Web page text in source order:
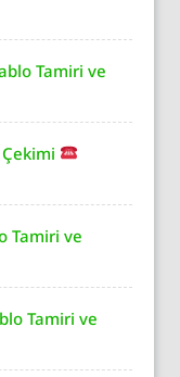
Tamiri ve
Tamiri ve
Tamiri ve